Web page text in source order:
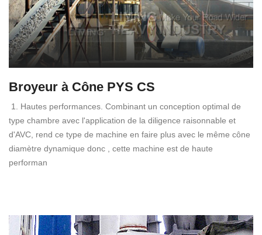
Broyeur à Cône PYS CS
1. Hautes performances. Combinant un conception optimal de
type chambre avec l'application de la diligence raisonnable et
d'AVC, rend ce type de machine en faire plus avec le même cône
diamètre dynamique donc , cette machine est de haute
performan